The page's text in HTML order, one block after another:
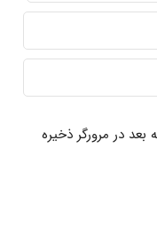
در مرورگر ذخیره